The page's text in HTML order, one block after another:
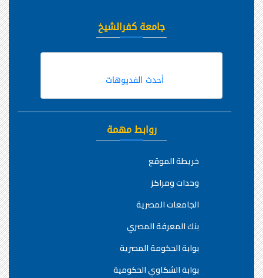
جامعة كفرالشيخ
أحدث الفديوهات
روابط مهمة
خريطة الموقع
وحدات ومراكز
الجامعات المصرية
بنك المعرفة المصري
بوابة الحكومة المصرية
بوابة الشكاوي الحكومية